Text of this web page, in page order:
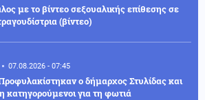
με το βίντεο σεξουαλικής επίθεσης σε
(βίντεο)
07.08.2026 - 07:45
ο δήμαρχος Στυλίδας και
κατηγορούμενοι για τη φωτιά